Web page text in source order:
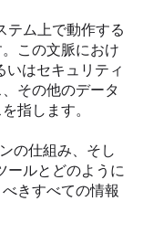
テム上で動作する
この文脈におけ
いはセキュリティ
その他のデータ
指します。
の仕組み、そし
ールとどのように
きすべての情報